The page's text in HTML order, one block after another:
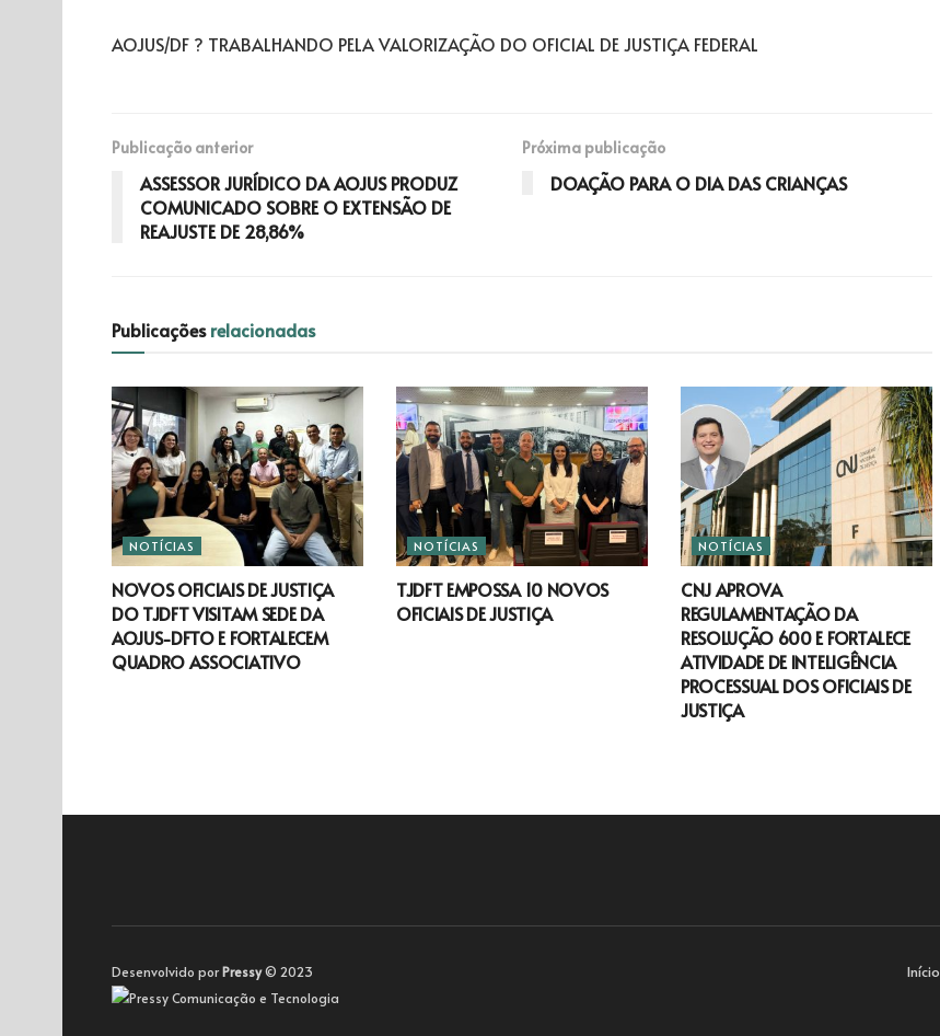
AOJUS/DF ? TRABALHANDO PELA VALORIZAÇÃO DO OFICIAL DE JUSTIÇA FEDERAL
Publicação anterior
ASSESSOR JURÍDICO DA AOJUS PRODUZ
COMUNICADO SOBRE O EXTENSÃO DE
REAJUSTE DE 28,86%
Próxima publicação
DOAÇÃO PARA O DIA DAS CRIANÇAS
Publicaçõesrelacionadas
NOTÍCIAS
NOVOS OFICIAIS DE JUSTIÇA
DO TJDFT VISITAM SEDE DA
AOJUS-DFTO E FORTALECEM
QUADRO ASSOCIATIVO
NOTÍCIAS
TJDFT EMPOSSA 10 NOVOS
OFICIAIS DE JUSTIÇA
NOTÍCIAS
CNJ APROVA
REGULAMENTAÇÃO DA
RESOLUÇÃO 600 E FORTALECE
ATIVIDADE DE INTELIGÊNCIA
PROCESSUAL DOS OFICIAIS DE
JUSTIÇA
Início
Desenvolvido porPressy© 2023